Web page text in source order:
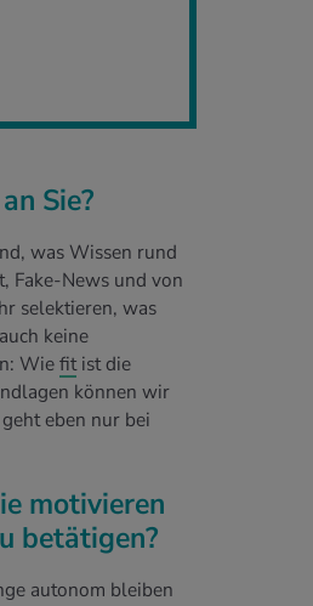
Sie?
was Wissen rund
Fake-News und von
selektieren, was
keine
Wiefitist die
können wir
eben nur bei
motivieren
betätigen?
autonom bleiben